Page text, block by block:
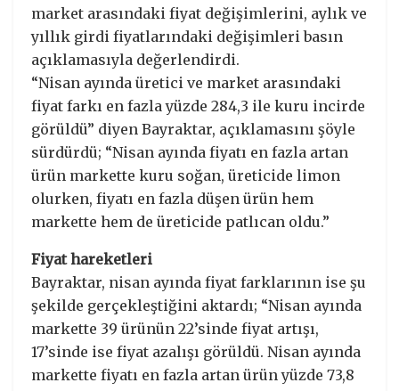
market arasındaki fiyat değişimlerini, aylık ve
yıllık girdi fiyatlarındaki değişimleri basın
açıklamasıyla değerlendirdi.
“Nisan ayında üretici ve market arasındaki
fiyat farkı en fazla yüzde 284,3 ile kuru incirde
görüldü” diyen Bayraktar, açıklamasını şöyle
sürdürdü; “Nisan ayında fiyatı en fazla artan
ürün markette kuru soğan, üreticide limon
olurken, fiyatı en fazla düşen ürün hem
markette hem de üreticide patlıcan oldu.”
Fiyat hareketleri
Bayraktar, nisan ayında fiyat farklarının ise şu
şekilde gerçekleştiğini aktardı; “Nisan ayında
markette 39 ürünün 22’sinde fiyat artışı,
17’sinde ise fiyat azalışı görüldü. Nisan ayında
markette fiyatı en fazla artan ürün yüzde 73,8